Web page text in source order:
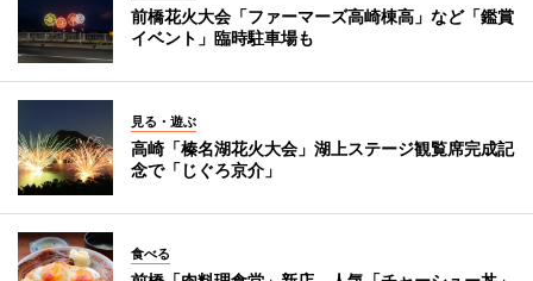
前橋花火大会「ファーマーズ高崎棟高」など「鑑賞
イベント」臨時駐車場も
見る・遊ぶ
高崎「榛名湖花火大会」湖上ステージ観覧席完成記
念で「じぐろ京介」
食べる